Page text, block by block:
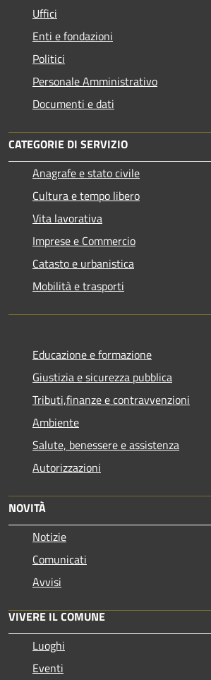
Uffici
Enti e fondazioni
Politici
Personale Amministrativo
Documenti e dati
CATEGORIE DI SERVIZIO
Anagrafe e stato civile
Cultura e tempo libero
Vita lavorativa
Imprese e Commercio
Catasto e urbanistica
Mobilità e trasporti
Educazione e formazione
Giustizia e sicurezza pubblica
Tributi,finanze e contravvenzioni
Ambiente
Salute, benessere e assistenza
Autorizzazioni
NOVITÀ
Notizie
Comunicati
Avvisi
VIVERE IL COMUNE
Luoghi
Eventi